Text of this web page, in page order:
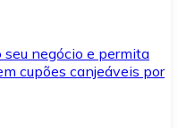
negócio e permita
cupões canjeáveis por